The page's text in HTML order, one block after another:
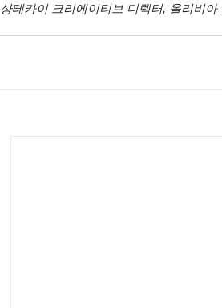
테카이 크리에이티브 디렉터, 올리비아